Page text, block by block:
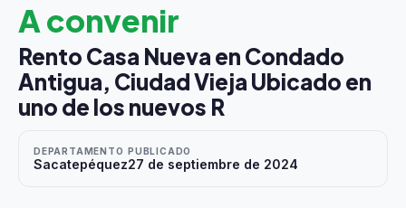
A convenir
Rento Casa Nueva en Condado
Antigua, Ciudad Vieja Ubicado en
uno de los nuevos R
DEPARTAMENTO
Sacatepéquez
PUBLICADO
27 de septiembre de 2024